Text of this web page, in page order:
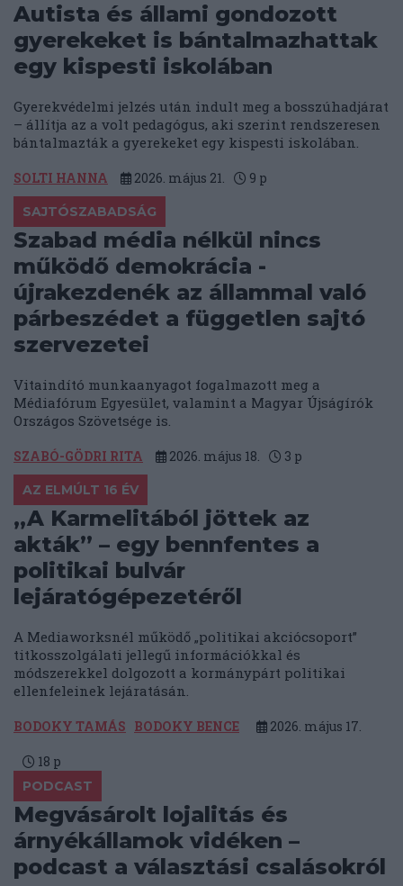
Autista és állami gondozott
gyerekeket is bántalmazhattak
egy kispesti iskolában
Gyerekvédelmi jelzés után indult meg a bosszúhadjárat
– állítja az a volt pedagógus, aki szerint rendszeresen
bántalmazták a gyerekeket egy kispesti iskolában.
SOLTI HANNA 2026. május 21. 9 p
SAJTÓSZABADSÁG
Szabad média nélkül nincs
működő demokrácia -
újrakezdenék az állammal való
párbeszédet a független sajtó
szervezetei
Vitaindító munkaanyagot fogalmazott meg a
Médiafórum Egyesület, valamint a Magyar Újságírók
Országos Szövetsége is.
SZABÓ-GÖDRI RITA 2026. május 18. 3 p
AZ ELMÚLT 16 ÉV
„A Karmelitából jöttek az
akták” – egy bennfentes a
politikai bulvár
lejáratógépezetéről
A Mediaworksnél működő „politikai akciócsoport”
titkosszolgálati jellegű információkkal és
módszerekkel dolgozott a kormánypárt politikai
ellenfeleinek lejáratásán.
BODOKY TAMÁS BODOKY BENCE 2026. május 17.
18 p
PODCAST
Megvásárolt lojalitás és
árnyékállamok vidéken –
podcast a választási csalásokról